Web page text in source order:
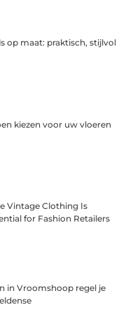
op maat: praktisch, stijlvol
kiezen voor uw vloeren
Vintage Clothing Is
for Fashion Retailers
in Vroomshoop regel je